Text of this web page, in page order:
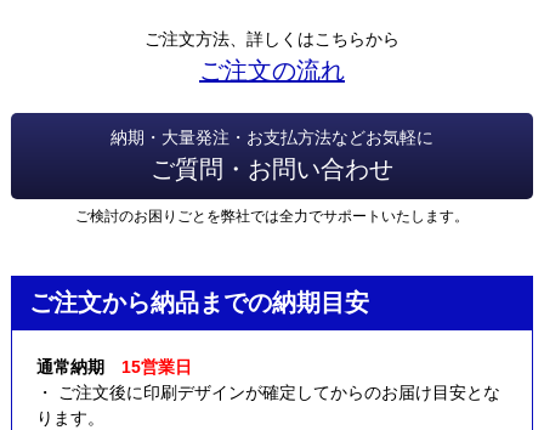
ご注文方法、詳しくはこちらから
ご注文の流れ
納期・大量発注・お支払方法などお気軽に
ご質問・お問い合わせ
ご検討のお困りごとを弊社では全力でサポートいたします。
ご注文から納品までの納期目安
通常納期 15営業日
・ ご注文後に印刷デザインが確定してからのお届け目安とな
ります。